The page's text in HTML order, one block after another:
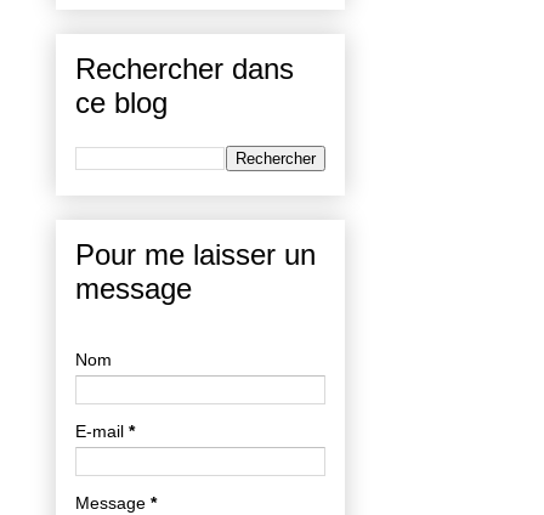
Rechercher dans
ce blog
Pour me laisser un
message
Nom
E-mail *
Message *